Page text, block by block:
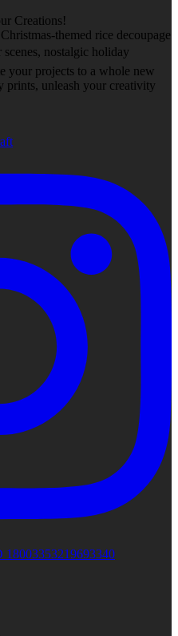
Creations!
themed rice decoupage
nostalgic holiday
your projects to a whole new
prints, unleash your creativity
18003353219693340